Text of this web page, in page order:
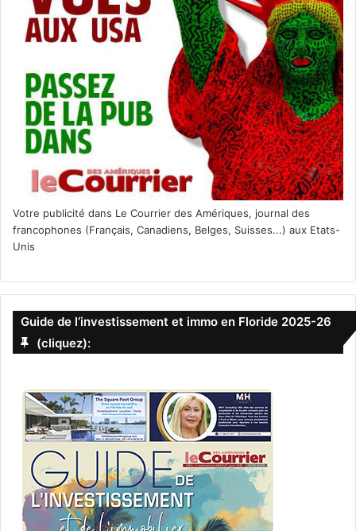
Votre publicité dans Le Courrier des Amériques, journal des
francophones (Français, Canadiens, Belges, Suisses...) aux Etats-
Unis
Guide de l’investissement et immo en Floride 2025-26
(cliquez):